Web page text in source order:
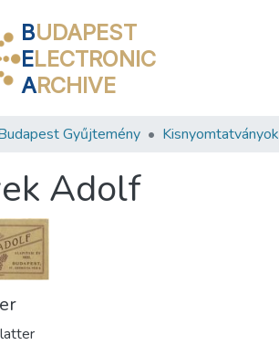
BUDAPEST
ELECTRONIC
ARCHIVE
Gyűjtemény Kisnyomtatványok
Adolf